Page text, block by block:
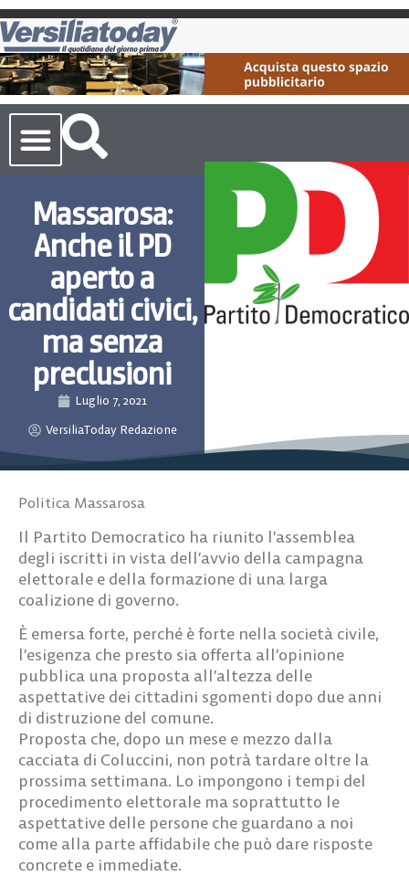
Massarosa:
Anche il PD
aperto a
candidati civici,
ma senza
preclusioni
Luglio 7, 2021
VersiliaToday Redazione
Politica Massarosa
Il Partito Democratico ha riunito l’assemblea
degli iscritti in vista dell’avvio della campagna
elettorale e della formazione di una larga
coalizione di governo.
È emersa forte, perché è forte nella società civile,
l’esigenza che presto sia offerta all’opinione
pubblica una proposta all’altezza delle
aspettative dei cittadini sgomenti dopo due anni
di distruzione del comune.
Proposta che, dopo un mese e mezzo dalla
cacciata di Coluccini, non potrà tardare oltre la
prossima settimana. Lo impongono i tempi del
procedimento elettorale ma soprattutto le
aspettative delle persone che guardano a noi
come alla parte affidabile che può dare risposte
concrete e immediate.